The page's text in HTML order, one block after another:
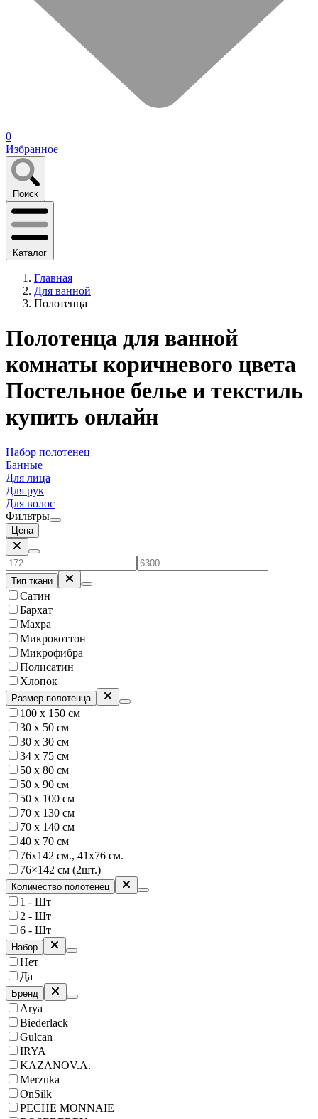
0
Избранное
Поиск
Каталог
Главная
Для ванной
Полотенца
Полотенца для ванной
комнаты коричневого цвета
Постельное белье и текстиль
купить онлайн
Набор полотенец
Банные
Для лица
Для рук
Для волос
Фильтры
Цена
Тип ткани
Сатин
Бархат
Махра
Микрокоттон
Микрофибра
Полисатин
Хлопок
Размер полотенца
100 х 150 см
30 x 50 см
30 х 30 см
34 x 75 см
50 x 80 см
50 х 90 см
50 х 100 см
70 х 130 см
70 х 140 см
40 х 70 см
76х142 см., 41х76 см.
76×142 см (2шт.)
Количество полотенец
1 - Шт
2 - Шт
6 - Шт
Набор
Нет
Да
Бренд
Arya
Biederlack
Gulcan
IRYA
KAZANOV.A.
Merzuka
OnSilk
PECHE MONNAIE